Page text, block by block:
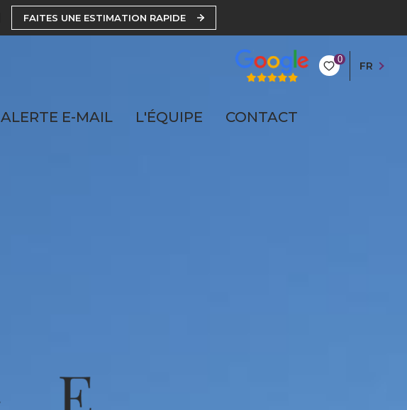
FAITES UNE ESTIMATION RAPIDE
0
FR
ALERTE E-MAIL L'ÉQUIPE CONTACT